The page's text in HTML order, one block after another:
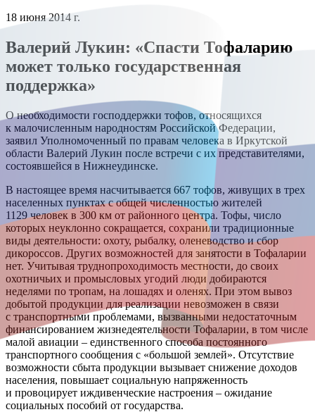
18 июня 2014 г.
Валерий Лукин: «Спасти Тофаларию
может только государственная
поддержка»
О необходимости господдержки тофов, относящихся
к малочисленным народностям Российской Федерации,
заявил Уполномоченный по правам человека в Иркутской
области Валерий Лукин после встречи с их представителями,
состоявшейся в Нижнеудинске.
В настоящее время насчитывается 667 тофов, живущих в трех
населенных пунктах с общей численностью жителей
1129 человек в 300 км от районного центра. Тофы, число
которых неуклонно сокращается, сохранили традиционные
виды деятельности: охоту, рыбалку, оленеводство и сбор
дикороссов. Других возможностей для занятости в Тофаларии
нет. Учитывая труднопроходимость местности, до своих
охотничьих и промысловых угодий люди добираются
неделями по тропам, на лошадях и оленях. При этом вывоз
добытой продукции для реализации невозможен в связи
с транспортными проблемами, вызванными недостаточным
финансированием жизнедеятельности Тофаларии, в том числе
малой авиации – единственного способа постоянного
транспортного сообщения с «большой землей». Отсутствие
возможности сбыта продукции вызывает снижение доходов
населения, повышает социальную напряженность
и провоцирует иждивенческие настроения – ожидание
социальных пособий от государства.